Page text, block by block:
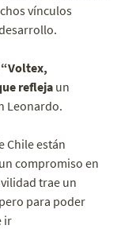
vínculos
“Voltex,
refleja un
Leonardo.
Chile están
compromiso en
trae un
para poder
ir